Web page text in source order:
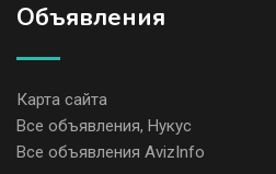
Объявления
Карта сайта
Все объявления, Нукус
Все объявления AvizInfo